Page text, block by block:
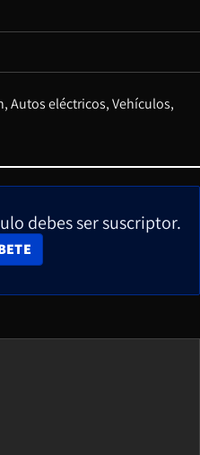
Autos eléctricos Vehículos
debes ser suscriptor.
NEW WINDOW